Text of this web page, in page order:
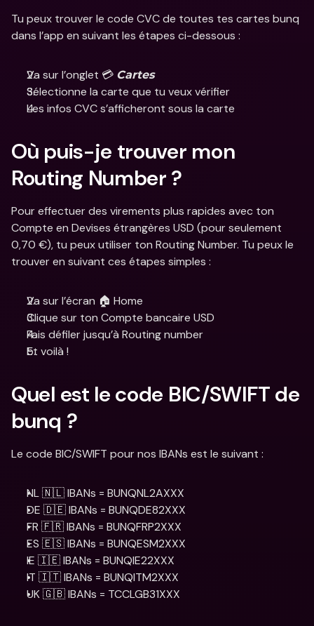
Tu peux trouver le code CVC de toutes tes cartes bunq
dans l’app en suivant les étapes ci-dessous :
Va sur l’onglet 💳 Cartes
Sélectionne la carte que tu veux vérifier
Les infos CVC s’afficheront sous la carte
Où puis-je trouver mon
Routing Number ?
Pour effectuer des virements plus rapides avec ton
Compte en Devises étrangères USD (pour seulement
0,70 €), tu peux utiliser ton Routing Number. Tu peux le
trouver en suivant ces étapes simples :
Va sur l’écran 🏠 Home
Clique sur ton Compte bancaire USD
Fais défiler jusqu’à Routing number
Et voilà !
Quel est le code BIC/SWIFT de
bunq ?
Le code BIC/SWIFT pour nos IBANs est le suivant :
NL 🇳🇱 IBANs = BUNQNL2AXXX
DE 🇩🇪 IBANs = BUNQDE82XXX
FR 🇫🇷 IBANs = BUNQFRP2XXX
ES 🇪🇸 IBANs = BUNQESM2XXX
IE 🇮🇪 IBANs = BUNQIE22XXX
IT 🇮🇹 IBANs = BUNQITM2XXX
UK 🇬🇧 IBANs = TCCLGB31XXX